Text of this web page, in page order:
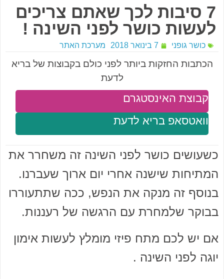
7 סיבות לכך שאתם צריכים
לעשות כושר לפני השינה !
כושר גופני 7 בינואר 2018 מערכת האתר
הכתבות החזקות ביותר לפני כולם בקבוצות של בריא
לדעת
וואטסאפ בריא לדעת
קבוצת האינסטגרם
כשעושים כושר לפני השינה זה משחרר את
המתיחות שישנה אחרי יום ארוך שעברנו.
בנוסף זה מנקה את הנפש, ככה שתתעוררו
בבוקר שלמחרת עם הרגשה של רעננות.
אם יש לכם מתח פיזי מומלץ לעשות אימון
יוגה לפני השינה .